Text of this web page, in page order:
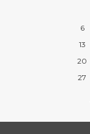
6
13
20
27